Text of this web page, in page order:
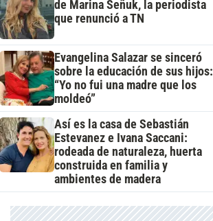
de Marina Señuk, la periodista
que renunció a TN
Evangelina Salazar se sinceró
sobre la educación de sus hijos:
“Yo no fui una madre que los
moldeó”
Así es la casa de Sebastián
Estevanez e Ivana Saccani:
rodeada de naturaleza, huerta
construida en familia y
ambientes de madera